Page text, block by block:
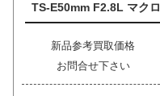
TS-E50mm F2.8L マクロ
新品参考買取価格
お問合せ下さい